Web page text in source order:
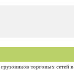
торговых сетей